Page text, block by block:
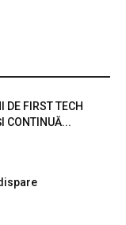
DE FIRST TECH
CONTINUĂ...